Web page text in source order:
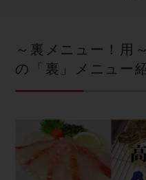
～裏メニュー！用
の「裏」メニュー